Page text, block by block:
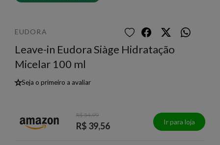
EUDORA
Leave-in Eudora Siàge Hidratação
Micelar 100 ml
★Seja o primeiro a avaliar
R$ 54,99
R$ 39,56 Ir para loja